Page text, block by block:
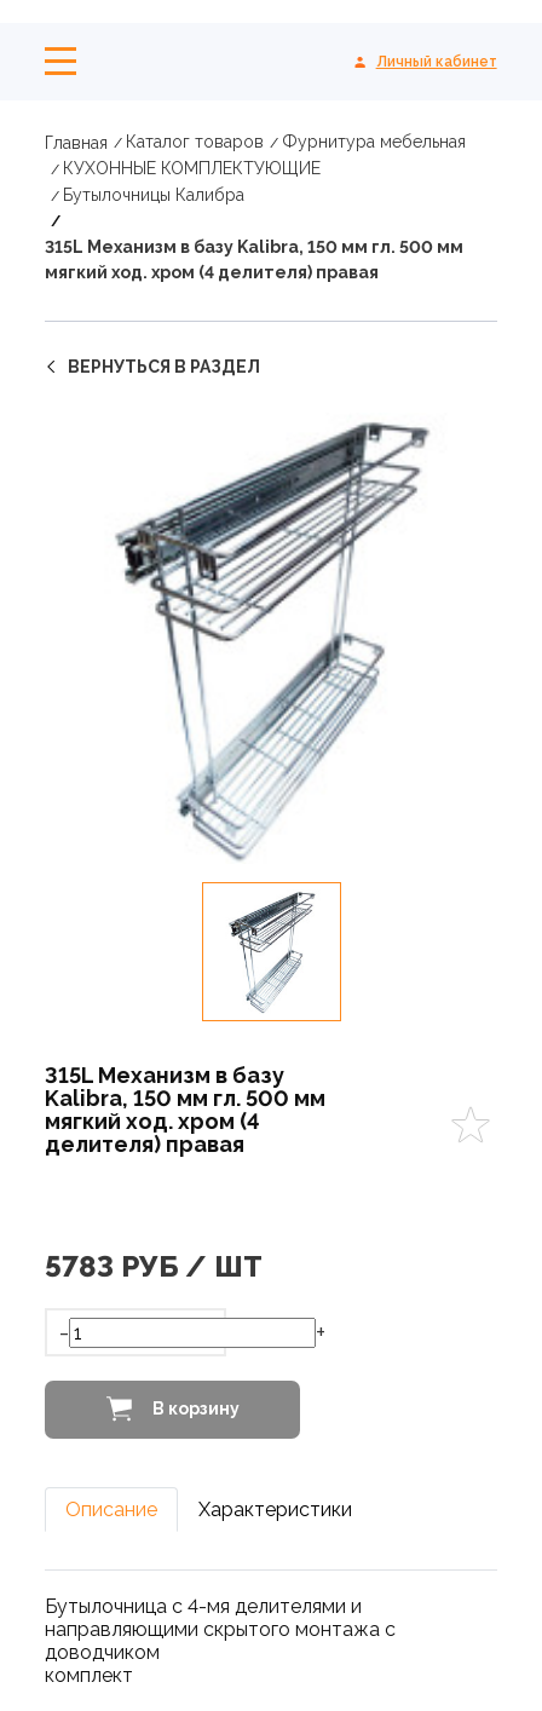
Личный кабинет
Главная Каталог товаров
Фурнитура мебельная
КУХОННЫЕ КОМПЛЕКТУЮЩИЕ
Бутылочницы Калибра
315L Механизм в базу Kalibra, 150 мм гл. 500 мм
мягкий ход. хром (4 делителя) правая
ВЕРНУТЬСЯ В РАЗДЕЛ
315L Механизм в базу
Kalibra, 150 мм гл. 500 мм
мягкий ход. хром (4
делителя) правая
5783 РУБ / ШТ
- +
В корзину
Описание Характеристики
Бутылочница с 4-мя делителями и
направляющими скрытого монтажа с
доводчиком
комплект